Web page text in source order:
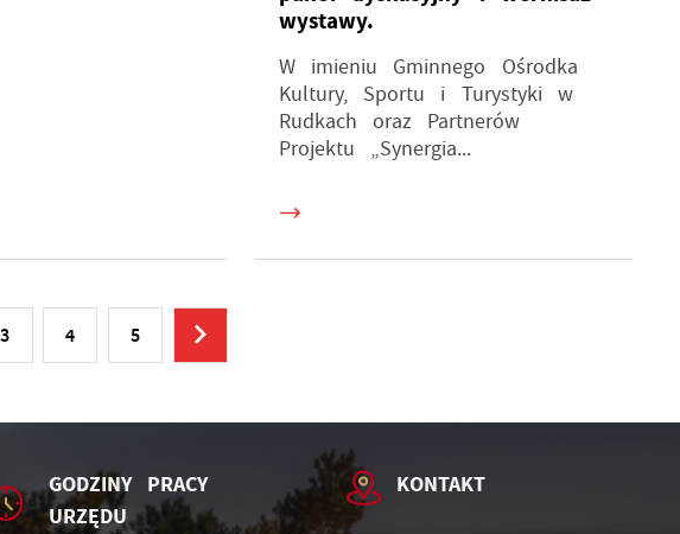
wystawy.
W imieniu Gminnego Ośrodka
Kultury, Sportu i Turystyki w
Rudkach oraz Partnerów
Projektu „Synergia...
3 4 5
GODZINY PRACY
URZĘDU
KONTAKT